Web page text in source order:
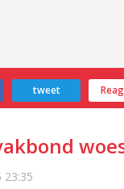
tweet
23:35